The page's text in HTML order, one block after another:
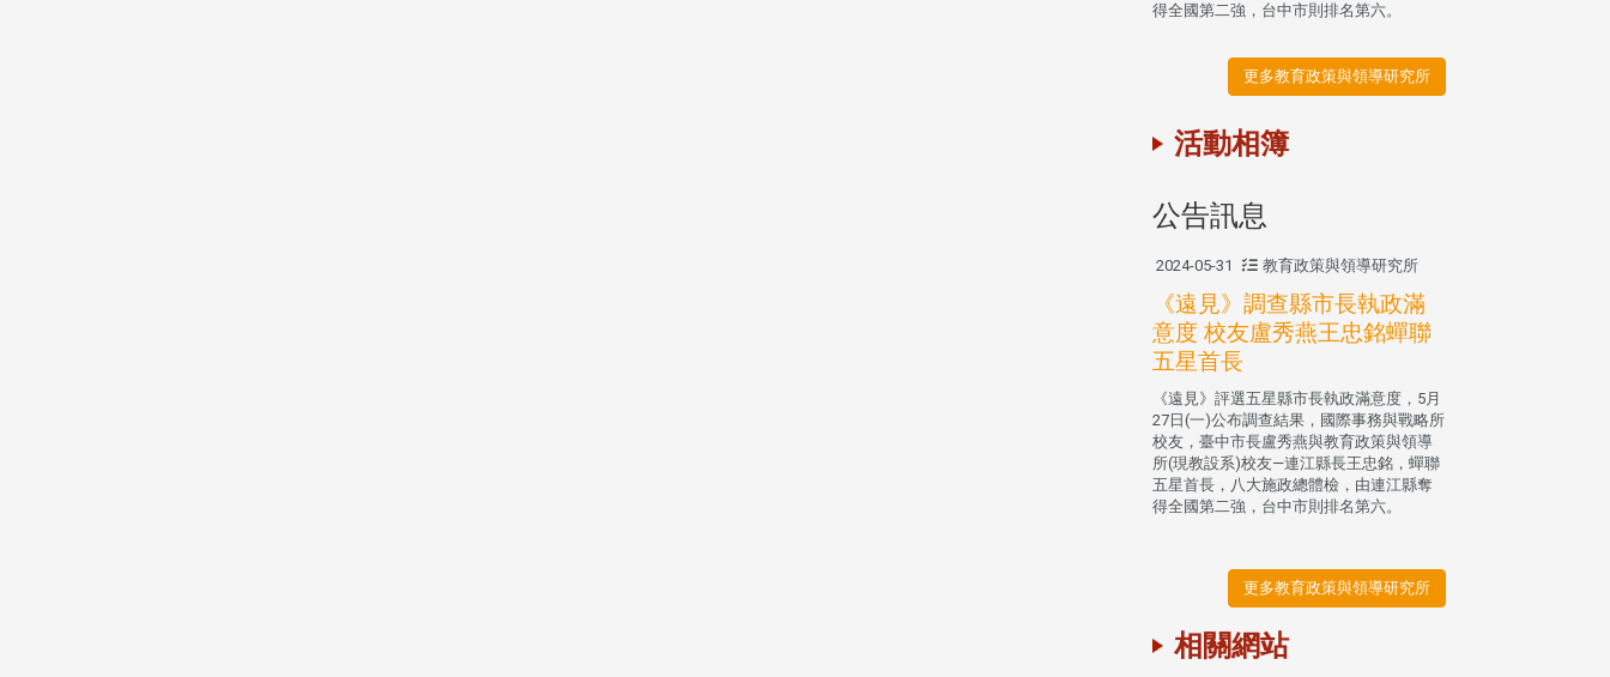
得全國第二強，台中市則排名第六。
更多教育政策與領導研究所
活動相簿
公告訊息
2024-05-31 教育政策與領導研究所
《遠見》調查縣市長執政滿
意度 校友盧秀燕王忠銘蟬聯
五星首長
《遠見》評選五星縣市長執政滿意度，5月
27日(一)公布調查結果，國際事務與戰略所
校友，臺中市長盧秀燕與教育政策與領導
所(現教設系)校友—連江縣長王忠銘，蟬聯
五星首長，八大施政總體檢，由連江縣奪
得全國第二強，台中市則排名第六。
更多教育政策與領導研究所
相關網站